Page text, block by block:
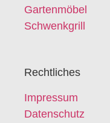
Gartenmöbel
Schwenkgrill
Rechtliches
Impressum
Datenschutz